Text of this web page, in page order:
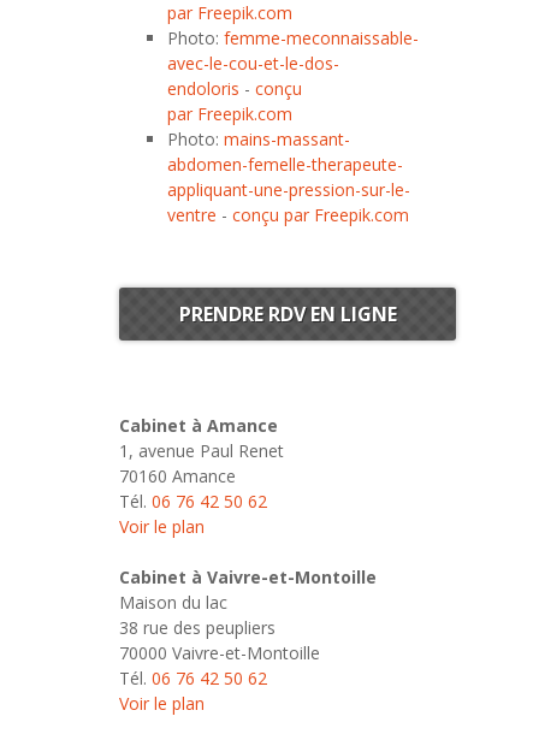
par Freepik.com
Photo: femme-meconnaissable-
avec-le-cou-et-le-dos-
endoloris - conçu
par Freepik.com
Photo: mains-massant-
abdomen-femelle-therapeute-
appliquant-une-pression-sur-le-
ventre - conçu par Freepik.com
PRENDRE RDV EN LIGNE
Cabinet à Amance
1, avenue Paul Renet
70160 Amance
Tél. 06 76 42 50 62
Voir le plan
Cabinet à Vaivre-et-Montoille
Maison du lac
38 rue des peupliers
70000 Vaivre-et-Montoille
Tél. 06 76 42 50 62
Voir le plan